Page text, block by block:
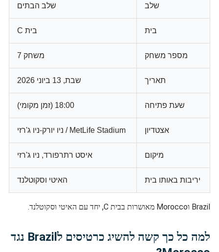
שלב שלב הבתים
בית בית C
מספר משחק משחק 7
תאריך שבת, 13 ביוני 2026
שעת פתיחה 18:00 (זמן מקומי)
אצטדיון MetLife Stadium / ניו יורק-ניו ג'רזי
מיקום איסט רתרפורד, ניו ג'רזי
יריבות באותו בית האיטי וסקוטלנד
Brazil וMorocco מאושרות בבית C, יחד עם האיטי וסקוטלנד.
למה כל כך קשה להשיג כרטיסים לBrazil נגד